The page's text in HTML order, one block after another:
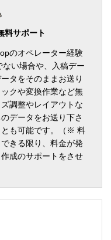
料サポート
のオペレーター経験
い場合や、入稿デー
タをそのままお送り
クや変換作業など無
調整やレイアウトな
データをお送り下さ
とも可能です。（※ 料
きる限り、料金が発
成のサポートをさせ